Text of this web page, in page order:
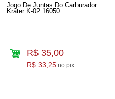
Jogo De Juntas Do Carburador
Krater K-02.16050
R$ 35,00
R$ 33,25 no pix